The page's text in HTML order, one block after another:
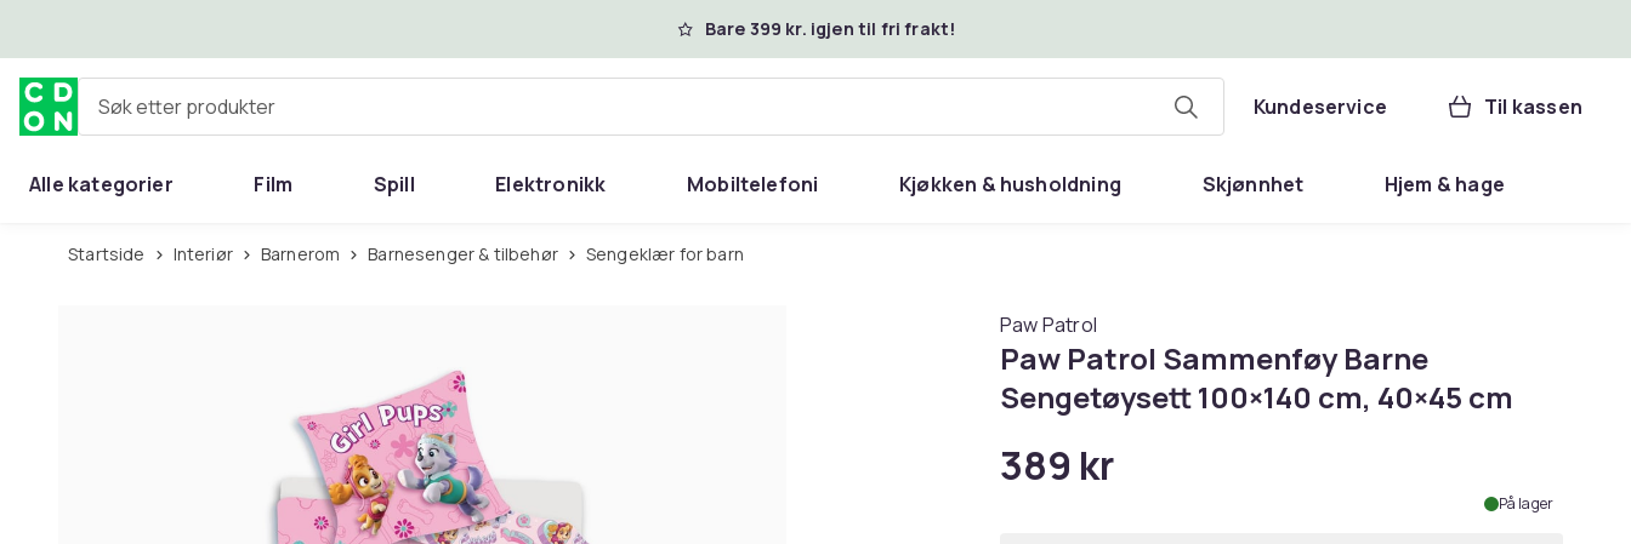
Bare 399 kr. igjen til fri frakt!
Søk etter produkter Kundeservice Til kassen
Alle kategorier Film Spill Elektronikk Mobiltelefoni Kjøkken & husholdning Skjønnhet Hjem & hage
Startside Interiør Barnerom Barnesenger & tilbehør Sengeklær for barn
Paw Patrol
Paw Patrol Sammenføy Barne
Sengetøysett 100×140 cm, 40×45 cm
389 kr
På lager